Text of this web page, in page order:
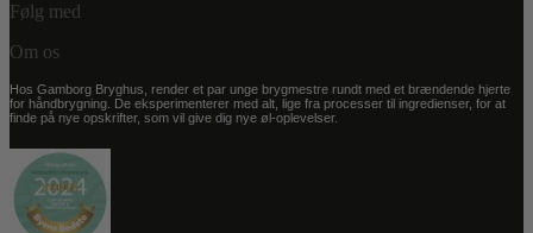
Følg med
Om os
Hos Gamborg Bryghus, render et par unge brygmestre rundt med et brændende hjerte
for håndbrygning. De eksperimenterer med alt, lige fra processer til ingredienser, for at
finde på nye opskrifter, som vil give dig nye øl-oplevelser.